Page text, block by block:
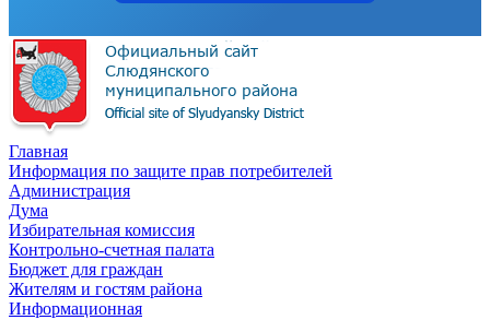
Главная
Информация по защите прав потребителей
Администрация
Дума
Избирательная комиссия
Контрольно-счетная палата
Бюджет для граждан
Жителям и гостям района
Информационная